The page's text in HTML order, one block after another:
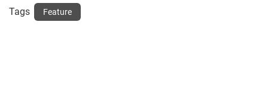
Tags Feature